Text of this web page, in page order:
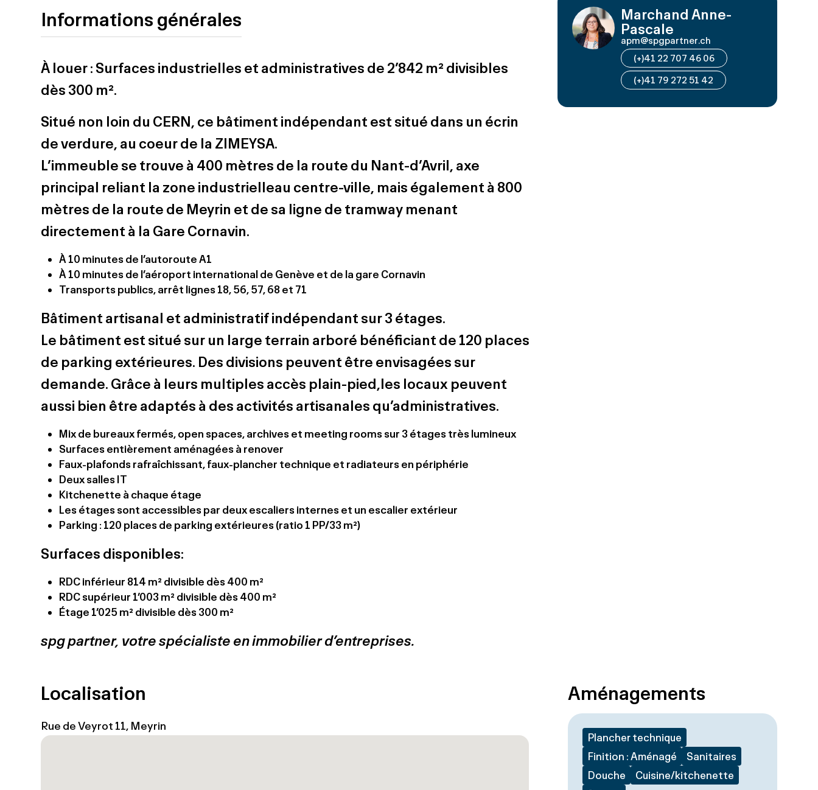
Informations générales
À louer : Surfaces industrielles et administratives de 2’842 m² divisibles
dès 300 m².
Situé non loin du CERN, ce bâtiment indépendant est situé dans un écrin
de verdure, au coeur de la ZIMEYSA.
L’immeuble se trouve à 400 mètres de la route du Nant-d’Avril, axe
principal reliant la zone industrielleau centre-ville, mais également à 800
mètres de la route de Meyrin et de sa ligne de tramway menant
directement à la Gare Cornavin.
À 10 minutes de l’autoroute A1
À 10 minutes de l’aéroport international de Genève et de la gare Cornavin
Transports publics, arrêt lignes 18, 56, 57, 68 et 71
Bâtiment artisanal et administratif indépendant sur 3 étages.
Le bâtiment est situé sur un large terrain arboré bénéficiant de 120 places
de parking extérieures. Des divisions peuvent être envisagées sur
demande. Grâce à leurs multiples accès plain-pied,les locaux peuvent
aussi bien être adaptés à des activités artisanales qu’administratives.
Mix de bureaux fermés, open spaces, archives et meeting rooms sur 3 étages très lumineux
Surfaces entièrement aménagées à renover
Faux-plafonds rafraîchissant, faux-plancher technique et radiateurs en périphérie
Deux salles IT
Kitchenette à chaque étage
Les étages sont accessibles par deux escaliers internes et un escalier extérieur
Parking : 120 places de parking extérieures (ratio 1 PP/33 m²)
Surfaces disponibles:
RDC inférieur 814 m² divisible dès 400 m²
RDC supérieur 1’003 m² divisible dès 400 m²
Étage 1’025 m² divisible dès 300 m²
spg partner, votre spécialiste en immobilier d’entreprises.
Marchand Anne-
Pascale
apm@spgpartner.ch
(+)41 22 707 46 06
(+)41 79 272 51 42
Localisation
Rue de Veyrot 11, Meyrin
Aménagements
Plancher technique
Finition : Aménagé
Sanitaires
Douche
Cuisine/kitchenette